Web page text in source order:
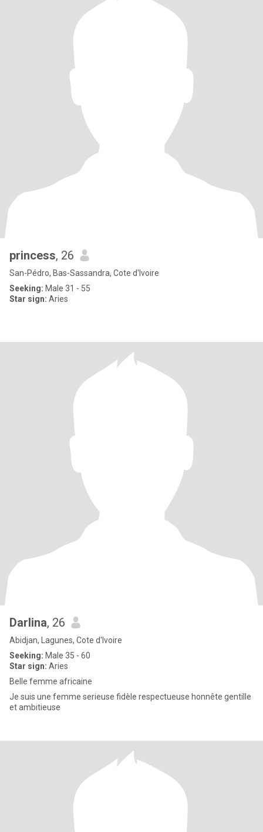
princess, 26
San-Pédro, Bas-Sassandra, Cote d'Ivoire
Seeking: Male 31 - 55
Star sign: Aries
Darlina, 26
Abidjan, Lagunes, Cote d'Ivoire
Seeking: Male 35 - 60
Star sign: Aries
Belle femme africaine
Je suis une femme serieuse fidèle respectueuse honnête gentille
et ambitieuse